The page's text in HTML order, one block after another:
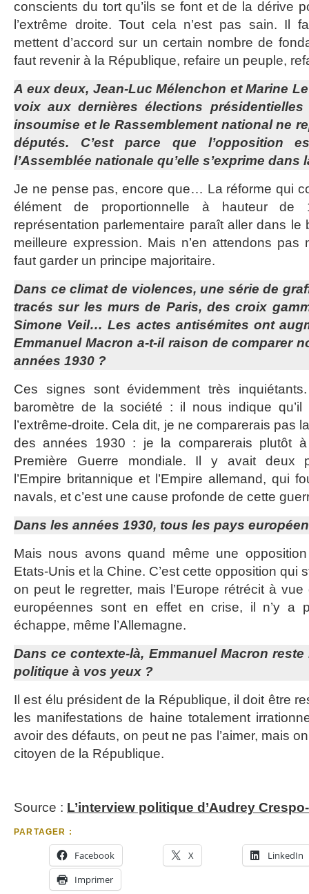
conscients du tort qu’ils se font et de la dérive
l’extrême droite. Tout cela n’est pas sain. Il
mettent d’accord sur un certain nombre de
faut revenir à la République, refaire un peuple,
A eux deux, Jean-Luc Mélenchon et Marine
voix aux dernières élections
insoumise et le Rassemblement national ne
députés. C’est parce que l’opposition
l’Assemblée nationale qu’elle s’exprime dans
Je ne pense pas, encore que… La réforme qui
élément de proportionnelle à hauteur de
représentation parlementaire paraît aller dans le
meilleure expression. Mais n’en attendons
faut garder un principe majoritaire.
Dans ce climat de violences, une série de
tracés sur les murs de Paris, des croix
Simone Veil… Les actes antisémites ont
Emmanuel Macron a-t-il raison de comparer
années 1930 ?
Ces signes sont évidemment très
baromètre de la société : il nous indique
l’extrême-droite. Cela dit, je ne comparerais pas
des années 1930 : je la comparerais plutôt
Première Guerre mondiale. Il y avait deux
l’Empire britannique et l’Empire allemand, qui
navals, et c’est une cause profonde de cette
Dans les années 1930, tous les pays
Mais nous avons quand même une
Etats-Unis et la Chine. C’est cette opposition qui
on peut le regretter, mais l’Europe rétrécit à
européennes sont en effet en crise, il n’y a
échappe, même l’Allemagne.
Dans ce contexte-là, Emmanuel Macron
politique à vos yeux ?
Il est élu président de la République, il doit être
les manifestations de haine totalement
avoir des défauts, on peut ne pas l’aimer, mais
citoyen de la République.
Source : L’interview politique d’Audrey
PARTAGER :
Facebook X
LinkedIn
Imprimer